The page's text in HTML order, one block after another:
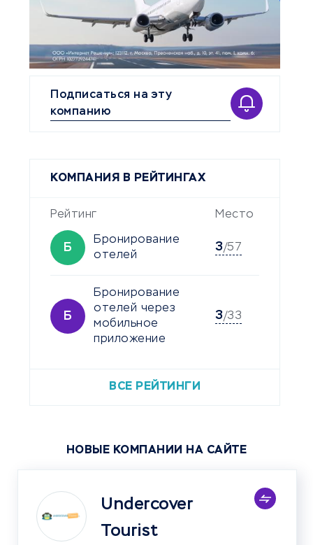
Подписаться на эту
компанию
КОМПАНИЯ В РЕЙТИНГАХ
Рейтинг Место
Б
Бронирование
отелей
3/57
Б
Бронирование
отелей через
мобильное
приложение
3/33
ВСЕ РЕЙТИНГИ
НОВЫЕ КОМПАНИИ НА САЙТЕ
Undercover
Tourist